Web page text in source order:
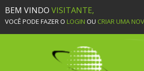
BEM VINDO VISITANTE,
VOCÊ PODE FAZER O LOGIN OU CRIAR UMA